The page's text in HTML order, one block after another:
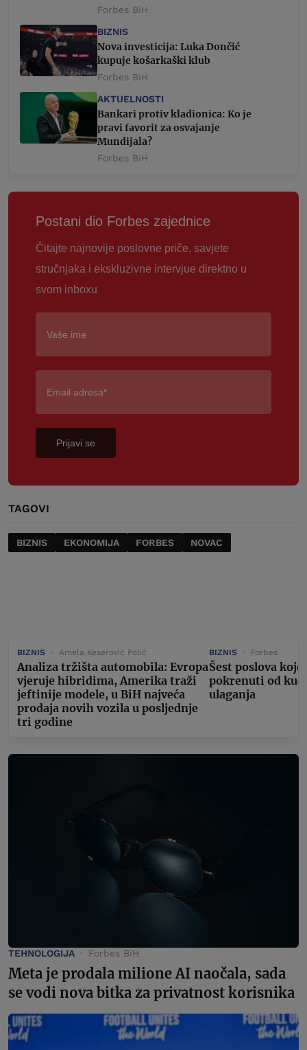
Forbes BiH
BIZNIS
Nova investicija: Luka Dončić
kupuje košarkaški klub
Forbes BiH
AKTUELNOSTI
Bankari protiv kladionica: Ko je
pravi favorit za osvajanje
Mundijala?
Forbes BiH
Postani dio Forbes zajednice
Čitajte najnovije poslovne priče, savjete
stručnjaka i ekskluzivne intervjue direktno u
svom inboxu
Prijavi se
TAGOVI
BIZNIS EKONOMIJA FORBES NOVAC
BIZNIS Amela Keserović Polić
Analiza tržišta automobila: Evropa
vjeruje hibridima, Amerika traži
jeftinije modele, u BiH najveća
prodaja novih vozila u posljednje
tri godine
BIZNIS Forbes
Šest poslova
pokrenuti od
ulaganja
TEHNOLOGIJA Forbes BiH
Meta je prodala milione AI naočala, sada
se vodi nova bitka za privatnost korisnika